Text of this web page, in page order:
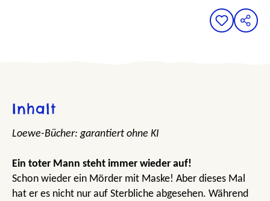
Inhalt
Loewe-Bücher: garantiert ohne KI
Ein toter Mann steht immer wieder auf!
Schon wieder ein Mörder mit Maske! Aber dieses Mal
hat er es nicht nur auf Sterbliche abgesehen. Während